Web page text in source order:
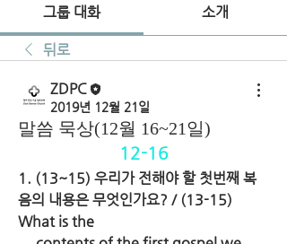
그룹 대화 소개
뒤로
ZDPC
2019년 12월 21일
말씀 묵상(12월 16~21일)
12-16
1. (13~15) 우리가 전해야 할 첫번째 복
음의 내용은 무엇인가요? / (13-15)
What is the